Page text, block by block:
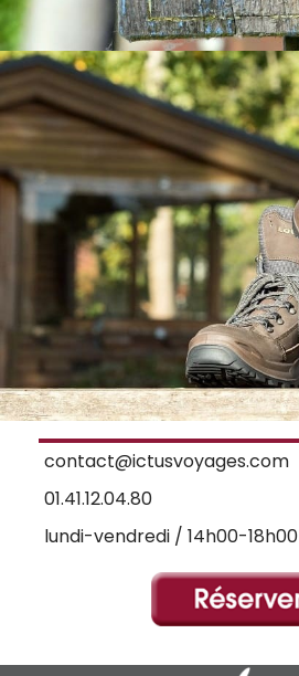
contact@ictusvoyages.com
01.41.12.04.80
lundi-vendredi / 14h00-18h00